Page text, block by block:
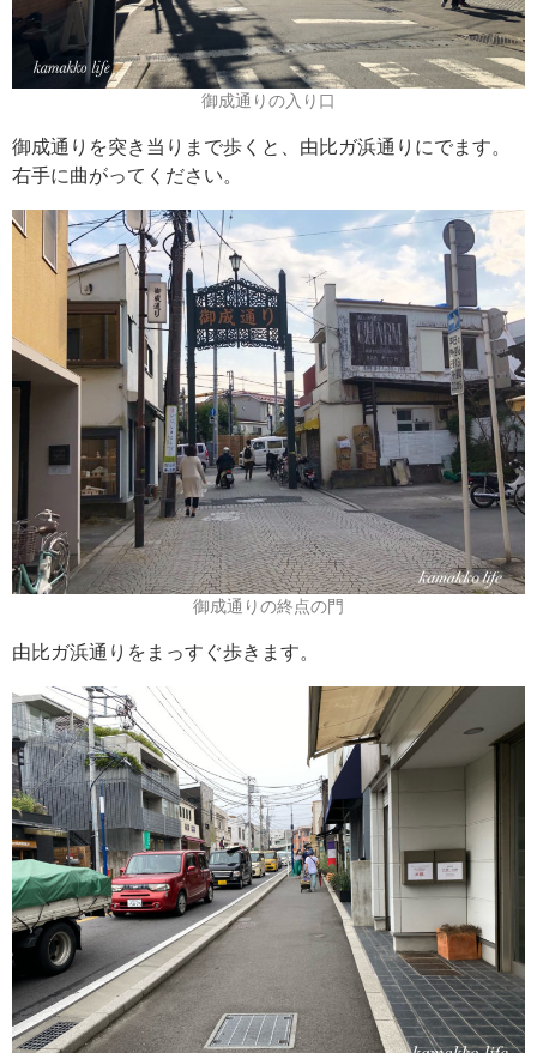
御成通りの入り口
御成通りを突き当りまで歩くと、由比ガ浜通りにでます。
右手に曲がってください。
御成通りの終点の門
由比ガ浜通りをまっすぐ歩きます。